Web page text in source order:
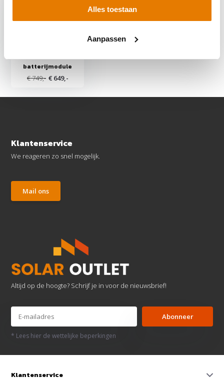
Alles toestaan
Aanpassen
2.88 kWh
batterijmodule
€ 749,- € 649,-
Klantenservice
We reageren zo snel mogelijk.
Mail ons
Altijd op de hoogte? Schrijf je in voor de nieuwsbrief!
Abonneer
* Lees hier de wettelijke beperkingen
Klantenservice